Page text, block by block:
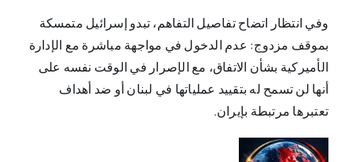
وفي انتظار اتضاح تفاصيل التفاهم، تبدو إسرائيل متمسكة
بموقف مزدوج: عدم الدخول في مواجهة مباشرة مع الإدارة
الأميركية بشأن الاتفاق، مع الإصرار في الوقت نفسه على
أنها لن تسمح له بتقييد عملياتها في لبنان أو ضد أهداف
تعتبرها مرتبطة بإيران.